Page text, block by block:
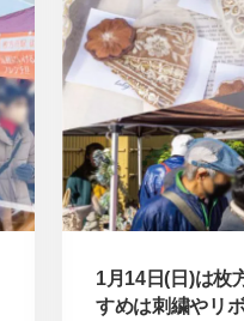
1月14日(日)は枚
すめは刺繍やリ